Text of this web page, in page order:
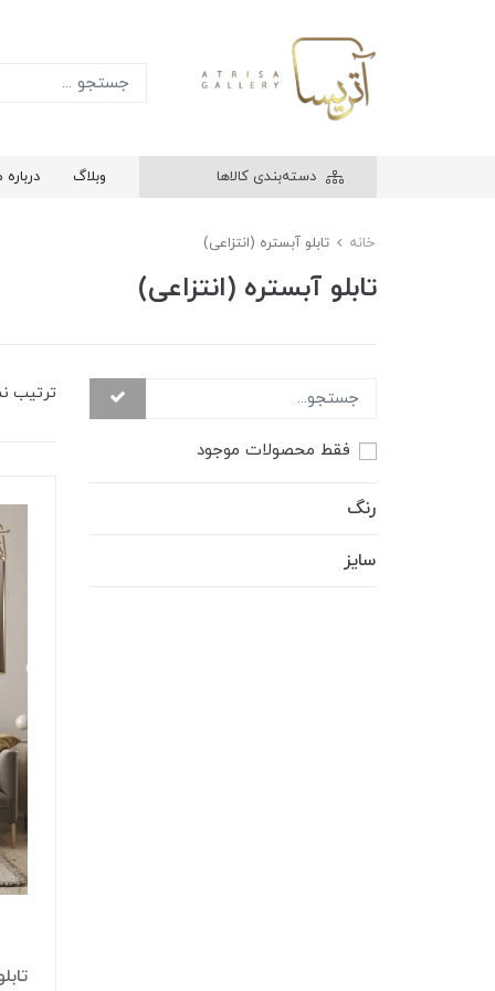
دسته‌بندی کالاها وبلاگ درباره
خانه تابلو آبستره (انتزاعی)
تابلو آبستره (انتزاعی)
فقط محصولات موجود
رنگ
سایز
ترتیب